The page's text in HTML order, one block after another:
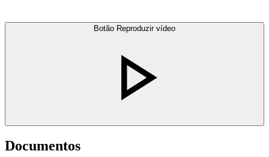
Botão Reproduzir vídeo
Documentos